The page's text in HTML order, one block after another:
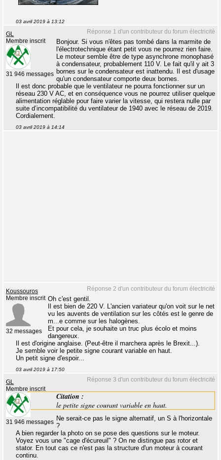
03 avril 2019 à 13:12
Réponse 1 d'un contributeur du forum électricité
GL
Membre inscrit
31 946 messages
Bonjour. Si vous n'êtes pas tombé dans la marmite de
l'électrotechnique étant petit vous ne pourrez rien faire.
Le moteur semble être de type asynchrone monophasé
à condensateur, probablement 110 V. Le fait qu'il y ait 3
bornes sur le condensateur est inattendu. Il est d'usage
qu'un condensateur comporte deux bornes.
Il est donc probable que le ventilateur ne pourra fonctionner sur un
réseau 230 V AC, et en conséquence vous ne pourrez utiliser quelque
alimentation réglable pour faire varier la vitesse, qui restera nulle par
suite d’incompatibilité du ventilateur de 1940 avec le réseau de 2019.
Cordialement.
03 avril 2019 à 14:14
Réponse 2 d'un contributeur du forum électricité
Koussouros
Membre inscrit
32 messages
Oh c'est gentil.
Il est bien de 220 V. L'ancien variateur qu'on voit sur le net
vu les auvents de ventilation sur les côtés est le genre de
m...e comme sur les halogènes.
Et pour cela, je souhaite un truc plus écolo et moins
dangereux.
Il est d'origine anglaise. (Peut-être il marchera après le Brexit...).
Je semble voir le petite signe courant variable en haut.
Un petit signe d'espoir...
03 avril 2019 à 17:50
Réponse 3 d'un contributeur du forum électricité
GL
Membre inscrit
31 946 messages
Citation :
le petite signe courant variable en haut.
Ne serait-ce pas le signe alternatif, un S à l'horizontale
?
A bien regarder la photo on se pose des questions sur le moteur.
Voyez vous une "cage d'écureuil" ? On ne distingue pas rotor et
stator. En tout cas ce n'est pas la structure d'un moteur à courant
continu.